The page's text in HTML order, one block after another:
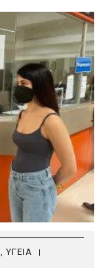
,ΥΓΕΙΑ